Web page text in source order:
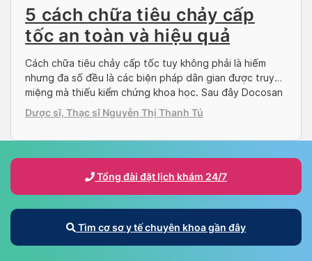
5 cách chữa tiêu chảy cấp
tốc an toàn và hiệu quả
Cách chữa tiêu chảy cấp tốc tuy không phải là hiếm
nhưng đa số đều là các biện pháp dân gian được truyền
miệng mà thiếu kiểm chứng khoa học. Sau đây Docosan
sẽ giới thiệu đến bạn 5 cách chữa tiêu chảy cấp nhanh
chóng an toàn và hiệu quả. 5 cách chữa tiêu […]
Dược sĩ, Thạc sĩ Nguyễn Thị Thanh Tú
Tổng đài đặt lịch khám 24/7
Tìm cơ sơ y tế chuyên khoa gần đây